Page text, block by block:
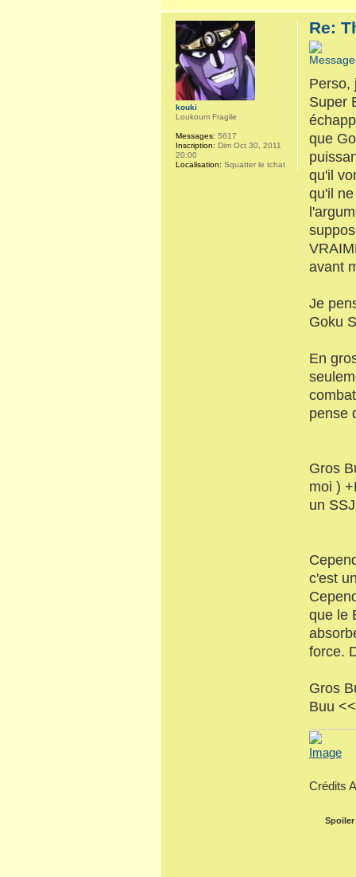
Re:
Perso,
Super
que
qu'il
qu'il
avant
Je
Goku
En
pense
Gros
moi )
un
c'est
que le
force.
Gros
Buu
Crédits
Spoiler
kouki
Loukoum Fragile
Messages: 5617
Inscription: Dim Oct 30, 2011
20:00
Localisation: Squatter le tchat